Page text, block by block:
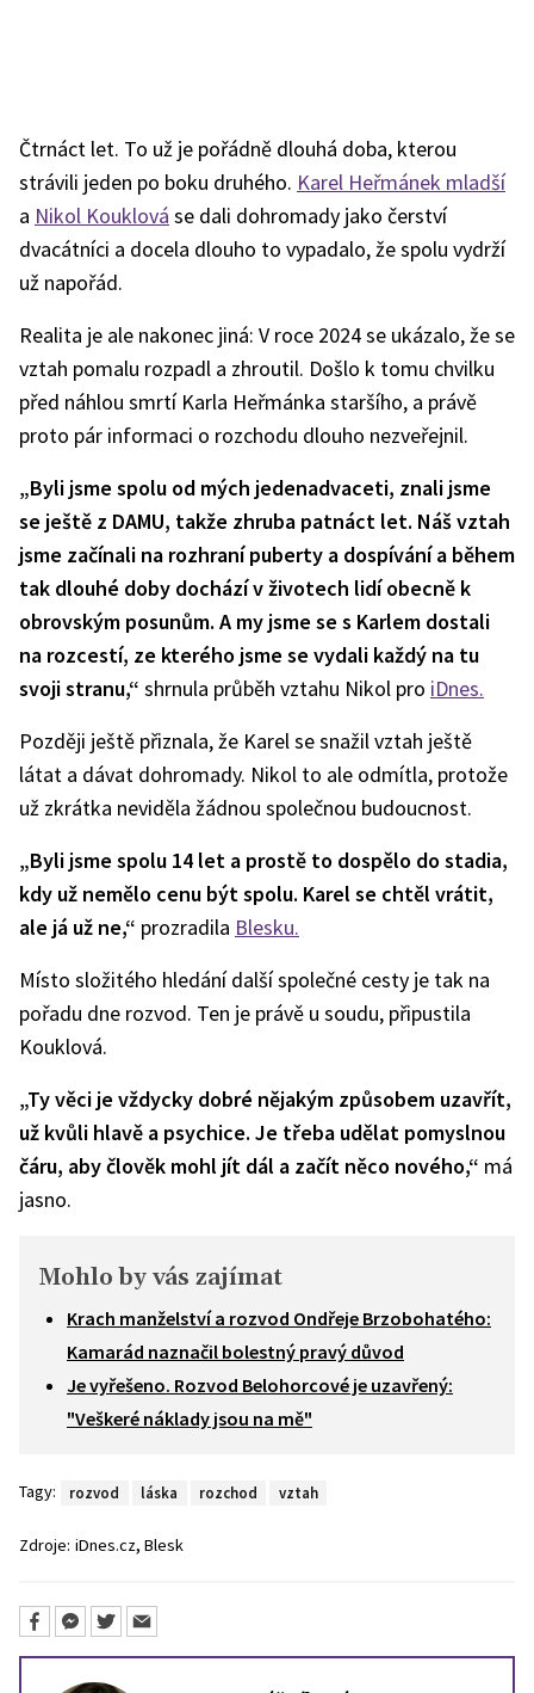
Čtrnáct let. To už je pořádně dlouhá doba, kterou
strávili jeden po boku druhého. Karel Heřmánek mladší
a Nikol Kouklová se dali dohromady jako čerství
dvacátníci a docela dlouho to vypadalo, že spolu vydrží
už napořád.
Realita je ale nakonec jiná: V roce 2024 se ukázalo, že se
vztah pomalu rozpadl a zhroutil. Došlo k tomu chvilku
před náhlou smrtí Karla Heřmánka staršího, a právě
proto pár informaci o rozchodu dlouho nezveřejnil.
„Byli jsme spolu od mých jedenadvaceti, znali jsme
se ještě z DAMU, takže zhruba patnáct let. Náš vztah
jsme začínali na rozhraní puberty a dospívání a během
tak dlouhé doby dochází v životech lidí obecně k
obrovským posunům. A my jsme se s Karlem dostali
na rozcestí, ze kterého jsme se vydali každý na tu
svoji stranu,“ shrnula průběh vztahu Nikol pro iDnes.
Později ještě přiznala, že Karel se snažil vztah ještě
látat a dávat dohromady. Nikol to ale odmítla, protože
už zkrátka neviděla žádnou společnou budoucnost.
„Byli jsme spolu 14 let a prostě to dospělo do stadia,
kdy už nemělo cenu být spolu. Karel se chtěl vrátit,
ale já už ne,“ prozradila Blesku.
Místo složitého hledání další společné cesty je tak na
pořadu dne rozvod. Ten je právě u soudu, připustila
Kouklová.
„Ty věci je vždycky dobré nějakým způsobem uzavřít,
už kvůli hlavě a psychice. Je třeba udělat pomyslnou
čáru, aby člověk mohl jít dál a začít něco nového,“ má
jasno.
Mohlo by vás zajímat
Krach manželství a rozvod Ondřeje Brzobohatého:
Kamarád naznačil bolestný pravý důvod
Je vyřešeno. Rozvod Belohorcové je uzavřený:
"Veškeré náklady jsou na mě"
Tagy: rozvod láska rozchod vztah
Zdroje: iDnes.cz, Blesk